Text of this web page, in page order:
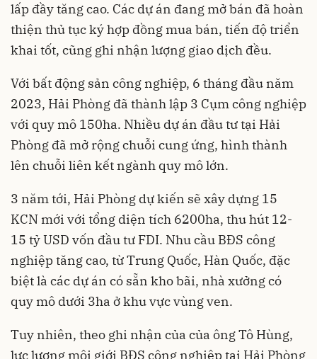
lấp đầy tăng cao. Các dự án đang mở bán đã hoàn
thiện thủ tục ký hợp đồng mua bán, tiến độ triển
khai tốt, cũng ghi nhận lượng giao dịch đều.
Với bất động sản công nghiệp, 6 tháng đầu năm
2023, Hải Phòng đã thành lập 3 Cụm công nghiệp
với quy mô 150ha. Nhiều dự án đầu tư tại Hải
Phòng đã mở rộng chuỗi cung ứng, hình thành
lên chuỗi liên kết ngành quy mô lớn.
3 năm tới, Hải Phòng dự kiến sẽ xây dựng 15
KCN mới với tổng diện tích 6200ha, thu hút 12-
15 tỷ USD vốn đầu tư FDI. Nhu cầu BĐS công
nghiệp tăng cao, từ Trung Quốc, Hàn Quốc, đặc
biệt là các dự án có sẵn kho bãi, nhà xưởng có
quy mô dưới 3ha ở khu vực vùng ven.
Tuy nhiên, theo ghi nhận của của ông Tô Hùng,
lực lượng môi giới BĐS công nghiệp tại Hải Phòng